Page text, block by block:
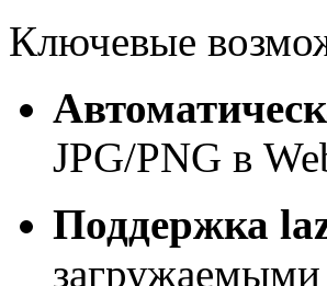
Ключевые
JPG/PNG в
Поддержка